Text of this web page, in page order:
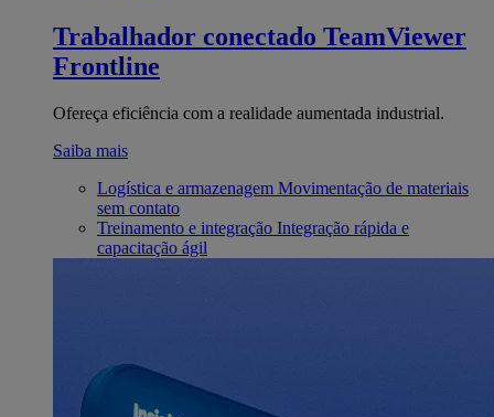
Trabalhador conectado TeamViewer
Frontline
Ofereça eficiência com a realidade aumentada industrial.
Saiba mais
Logística e armazenagem Movimentação de materiais
sem contato
Treinamento e integração Integração rápida e
capacitação ágil